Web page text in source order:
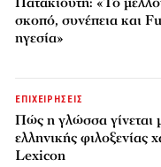
σκοπό, συνέπεια και
ηγεσία»
ΕΠΙΧΕΙΡΗΣΕΙΣ
Πώς η γλώσσα γίνεται
ελληνικής φιλοξενίας
Lexicon